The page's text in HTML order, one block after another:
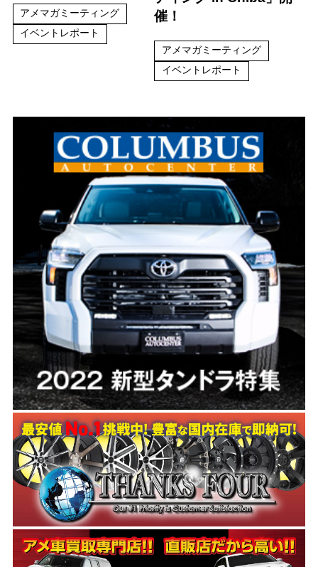
アメマガミーティング
イベントレポート
催！
アメマガミーティング
イベントレポート